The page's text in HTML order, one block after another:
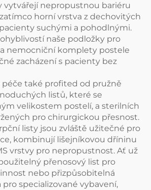
vytvářejí nepropustnou bariéru
horní vrstva z dechovitých
suchými a pohodlnými.
naše podložky pro
nemocniční komplety postele
zacházení s pacienty bez
péče také profited od pružně
listů, které se
velikostem postelí, a sterilních
pro chirurgickou přesnost.
listy jsou zvláště užitečné pro
kombinují lišejníkovou dříninu
vrstvy pro nepropustnost. Ať už
přenosový list pro
nebo přizpůsobitelná
specializované vybavení,